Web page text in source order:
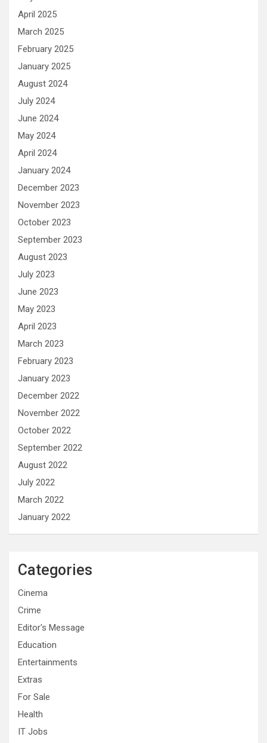
April 2025
March 2025
February 2025
January 2025
August 2024
July 2024
June 2024
May 2024
April 2024
January 2024
December 2023
November 2023
October 2023
September 2023
August 2023
July 2023
June 2023
May 2023
April 2023
March 2023
February 2023
January 2023
December 2022
November 2022
October 2022
September 2022
August 2022
July 2022
March 2022
January 2022
Categories
Cinema
Crime
Editor's Message
Education
Entertainments
Extras
For Sale
Health
IT Jobs